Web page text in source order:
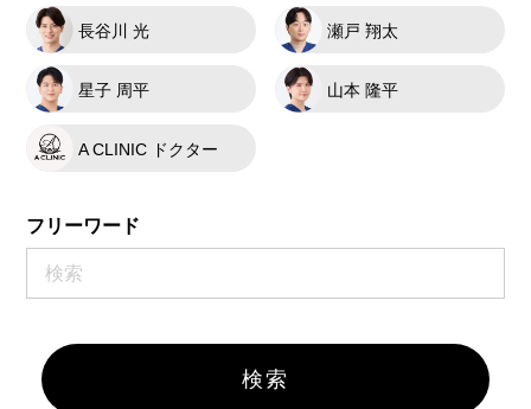
長谷川 光 瀬戸 翔太
星子 周平 山本 隆平
A CLINIC ドクター
フリーワード